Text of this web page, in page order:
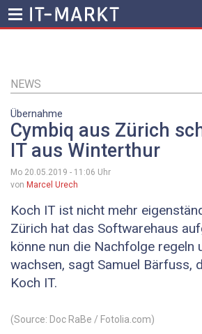
Inhalt
NEWS
Übernahme
Cymbiq aus Zürich
IT aus Winterthur
Mo 20.05.2019 - 11:06 Uhr
von Marcel Urech
Koch IT ist nicht mehr
Zürich hat das Softwarehaus
könne nun die Nachfolge regeln
wachsen, sagt Samuel Bärfuss,
Koch IT.
(Source: Doc RaBe / Fotolia.com)